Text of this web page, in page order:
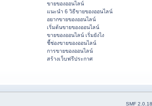
ขายของออนไลน์
แนะนำ 6 วิธีขายของออนไลน์
อยากขายของออนไลน์
เริ่มต้นขายของออนไลน์
ขายของออนไลน์ เริ่มยังไง
ชี้ช่องขายของออนไลน์
การขายของออนไลน์
สร้างเว็บฟรีประกาศ
SMF 2.0.18